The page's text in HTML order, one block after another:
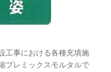
工事における各種充填施
プレミックスモルタルで